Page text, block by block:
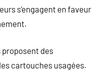
s’engagent en faveur
des
cartouches usagées.